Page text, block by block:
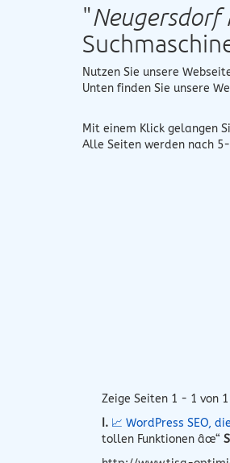
"Neugersdorf
Nutzen Sie unsere
Unten finden Sie unsere
Mit einem Klick gelangen
Alle Seiten werden nach
Zeige Seiten 1 - 1 von
I. 📈 WordPress SEO,
tollen Funktionen âœ“